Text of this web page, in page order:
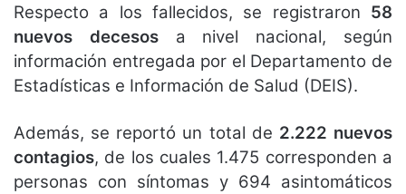
Respecto a los fallecidos, se registraron 58
nuevos decesosa nivel nacional, según
información entregada por el Departamento de
Estadísticas e Información de Salud (DEIS).
Además, se reportó un total de 2.222 nuevos
contagios, de los cuales 1.475 corresponden a
personas con síntomas y 694 asintomáticos